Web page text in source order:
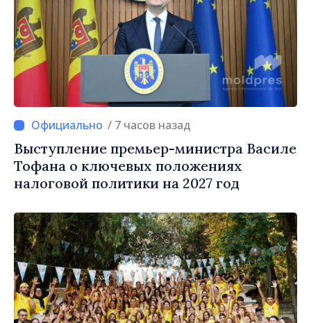
/ 7 часов назад
Выступление премьер-министра Василе
Тофана о ключевых положениях
налоговой политики на 2027 год